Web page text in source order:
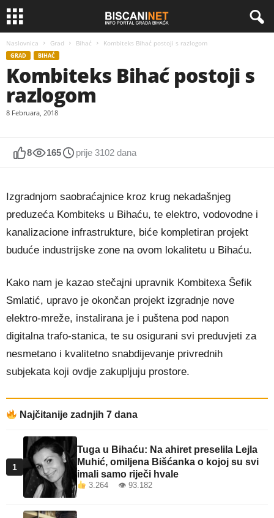
Naslovnica Grad Bihać Kombiteks Bihać postoji s razlogom
GRAD BIHAĆ
Kombiteks Bihać postoji s
razlogom
8 Februara, 2018
8 165 prije 3102 dana
Izgradnjom saobraćajnice kroz krug nekadašnjeg
preduzeća Kombiteks u Bihaću, te elektro, vodovodne i
kanalizacione infrastrukture, biće kompletiran projekt
buduće industrijske zone na ovom lokalitetu u Bihaću.
Kako nam je kazao stečajni upravnik Kombitexa Šefik
Smlatić, upravo je okončan projekt izgradnje nove
elektro-mreže, instalirana je i puštena pod napon
digitalna trafo-stanica, te su osigurani svi preduvjeti za
nesmetano i kvalitetno snabdijevanje privrednih
subjekata koji ovdje zakupljuju prostore.
Najčitanije zadnjih 7 dana
1
Tuga u Bihaću: Na ahiret preselila Lejla
Muhić, omiljena Bišćanka o kojoj su svi
imali samo riječi hvale
3.264 👁 93.182